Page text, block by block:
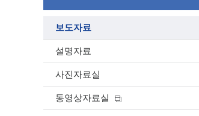
보도자료
설명자료
사진자료실
동영상자료실